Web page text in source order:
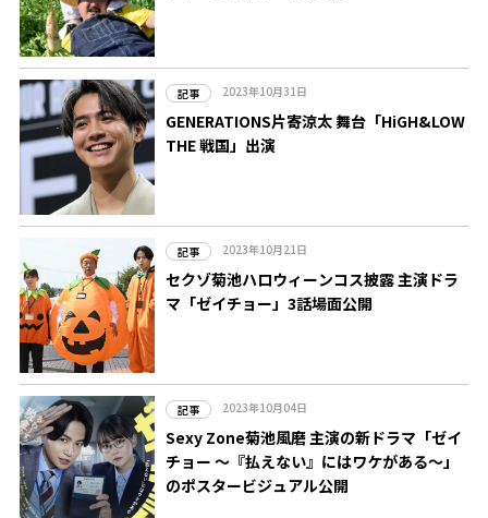
記事 2023年10月31日
GENERATIONS片寄涼太 舞台「HiGH&LOW
THE 戦国」出演
記事 2023年10月21日
セクゾ菊池ハロウィーンコス披露 主演ドラ
マ「ゼイチョー」3話場面公開
記事 2023年10月04日
Sexy Zone菊池風磨 主演の新ドラマ「ゼイ
チョー ～『払えない』にはワケがある～」
のポスタービジュアル公開